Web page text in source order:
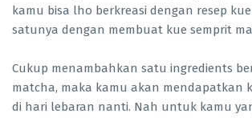
kamu bisa lho berkreasi dengan resep
satunya dengan membuat kue semprit
Cukup menambahkan satu ingredients
matcha, maka kamu akan mendapatkan
di hari lebaran nanti. Nah untuk kamu